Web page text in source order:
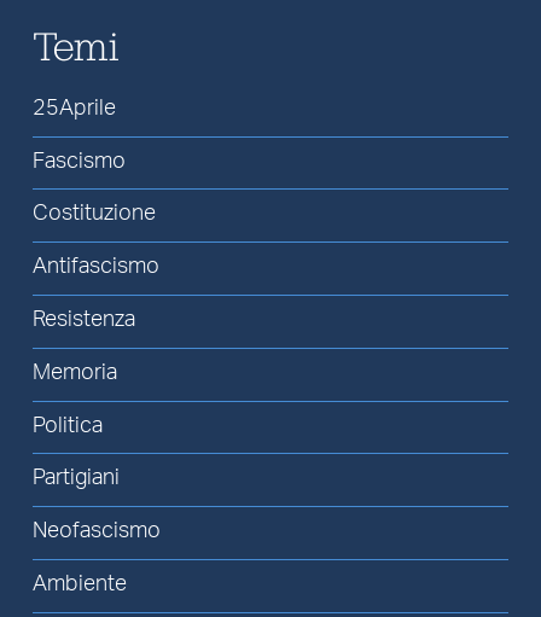
Temi
25Aprile
Fascismo
Costituzione
Antifascismo
Resistenza
Memoria
Politica
Partigiani
Neofascismo
Ambiente